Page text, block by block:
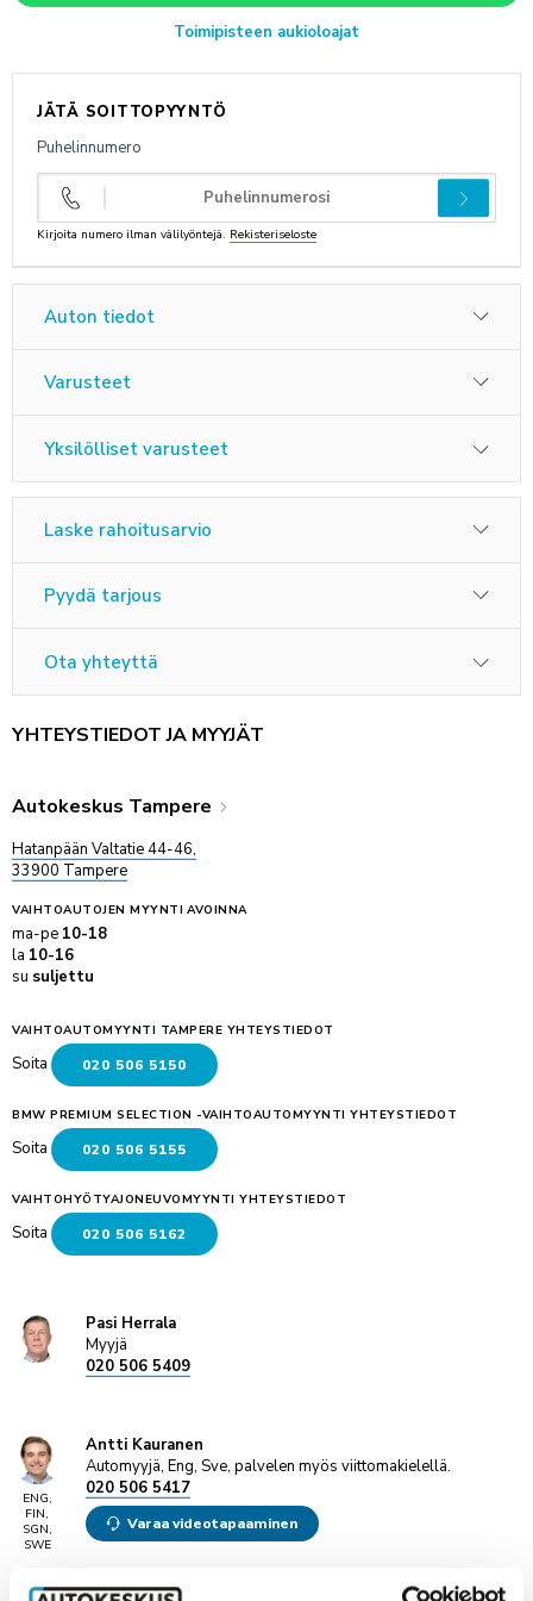
Toimipisteen aukioloajat
JÄTÄ SOITTOPYYNTÖ
Puhelinnumero
Kirjoita numero ilman välilyöntejä. Rekisteriseloste
Auton tiedot
Varusteet
Yksilölliset varusteet
Laske rahoitusarvio
Pyydä tarjous
Ota yhteyttä
YHTEYSTIEDOT JA MYYJÄT
Autokeskus Tampere
Hatanpään Valtatie 44-46,
33900 Tampere
VAIHTOAUTOJEN MYYNTI AVOINNA
ma-pe 10-18
la 10-16
su suljettu
VAIHTOAUTOMYYNTI TAMPERE YHTEYSTIEDOT
Soita 020 506 5150
BMW PREMIUM SELECTION -VAIHTOAUTOMYYNTI YHTEYSTIEDOT
Soita 020 506 5155
VAIHTOHYÖTYAJONEUVOMYYNTI YHTEYSTIEDOT
Soita 020 506 5162
Pasi Herrala
Myyjä
020 506 5409
ENG,
FIN,
SGN,
SWE
Antti Kauranen
Automyyjä, Eng, Sve, palvelen myös viittomakielellä.
020 506 5417
Varaa videotapaaminen